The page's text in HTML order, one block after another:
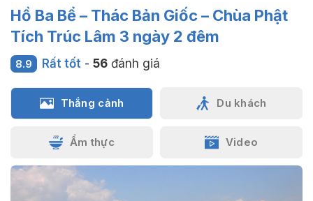
Hồ Ba Bể – Thác Bản Giốc – Chùa Phật
Tích Trúc Lâm 3 ngày 2 đêm
8.9 Rất tốt - 56 đánh giá
Thắng cảnh Du khách
Ẩm thực Video